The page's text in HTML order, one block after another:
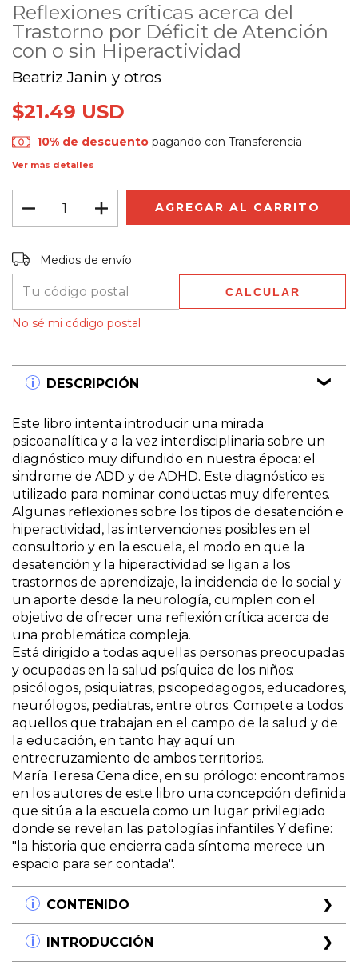
Reflexiones críticas acerca del
Trastorno por Déficit de Atención
con o sin Hiperactividad
Beatriz Janin y otros
$21.49 USD
10% de descuento pagando con Transferencia
Ver más detalles
Entregas para el CP:
Medios de envío
CALCULAR
No sé mi código postal
DESCRIPCIÓN
Este libro intenta introducir una mirada
psicoanalítica y a la vez interdisciplinaria sobre un
diagnóstico muy difundido en nuestra época: el
sindrome de ADD y de ADHD. Este diagnóstico es
utilizado para nominar conductas muy diferentes.
Algunas reflexiones sobre los tipos de desatención e
hiperactividad, las intervenciones posibles en el
consultorio y en la escuela, el modo en que la
desatención y la hiperactividad se ligan a los
trastornos de aprendizaje, la incidencia de lo social y
un aporte desde la neurología, cumplen con el
objetivo de ofrecer una reflexión crítica acerca de
una problemática compleja.
Está dirigido a todas aquellas personas preocupadas
y ocupadas en la salud psíquica de los niños:
psicólogos, psiquiatras, psicopedagogos, educadores,
neurólogos, pediatras, entre otros. Compete a todos
aquellos que trabajan en el campo de la salud y de
la educación, en tanto hay aquí un
entrecruzamiento de ambos territorios.
María Teresa Cena dice, en su prólogo: encontramos
en los autores de este libro una concepción definida
que sitúa a la escuela como un lugar privilegiado
donde se revelan las patologías infantiles Y define:
"la historia que encierra cada síntoma merece un
espacio para ser contada".
CONTENIDO
Prólogo por Marité Cena
INTRODUCCIÓN